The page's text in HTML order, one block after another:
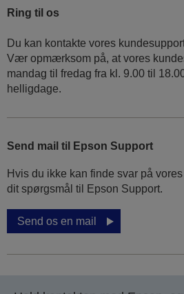
Ring til os
Du kan kontakte vores
Vær opmærksom på, at vores
mandag til fredag ​​fra kl. 9.00 til
helligdage.
Send mail til Epson Support
Hvis du ikke kan finde svar på
dit spørgsmål til Epson Support.
Send os en mail